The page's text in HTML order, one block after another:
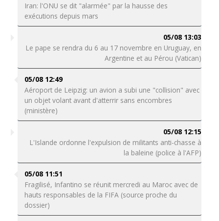
Iran: l'ONU se dit "alarmée" par la hausse des
exécutions depuis mars
05/08 13:03
Le pape se rendra du 6 au 17 novembre en Uruguay, en
Argentine et au Pérou (Vatican)
05/08 12:49
Aéroport de Leipzig: un avion a subi une "collision" avec
un objet volant avant d'atterrir sans encombres
(ministère)
05/08 12:15
L'Islande ordonne l'expulsion de militants anti-chasse à
la baleine (police à l'AFP)
05/08 11:51
Fragilisé, Infantino se réunit mercredi au Maroc avec de
hauts responsables de la FIFA (source proche du
dossier)